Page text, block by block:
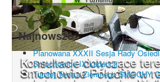
Konsultacje dotyczące
Smochowice Południe w
Najnowsze
Planowana XXXII Sesja Rady
Smochowice IX kadencji
Turniej Tenisa Ziemnego SMOCHY